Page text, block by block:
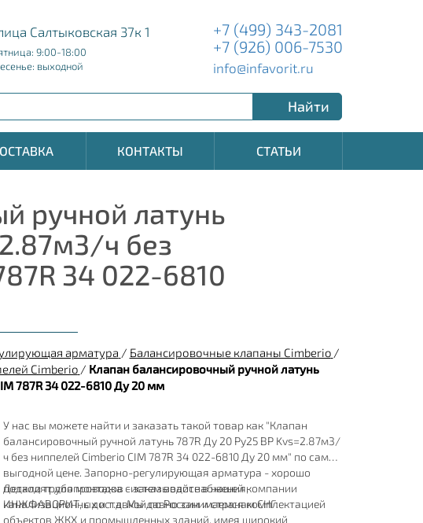
Салтыковская 37к 1
9:00-18:00
выходной
+7 (499) 343-2081
+7 (926) 006-7530
info@infavorit.ru
Найти
КОНТАКТЫ СТАТЬИ
ручной латунь
ч без
34 022-6810
арматура / Балансировочные клапаны Cimberio /
Cimberio / Клапан балансировочный ручной латунь
787R 34 022-6810 Ду 20 мм
У нас вы можете найти и заказать такой товар как "Клапан
балансировочный ручной латунь 787R Ду 20 Ру25 ВР Kvs=2.87м3/
ч без ниппелей Cimberio CIM 787R 34 022-6810 Ду 20 мм" по самой
выгодной цене. Запорно-регулирующая арматура - хорошо
подходят для монтажа систем водоснабжения,
канализационных и т.д. Мы давно занимаемся комплектацией
объектов ЖКХ и промышленных зданий, имея широкий
Детали трубопроводов - заказывайте в нашей компании
ИНЖФАВОРИТ, с доставкой по России и странам СНГ.